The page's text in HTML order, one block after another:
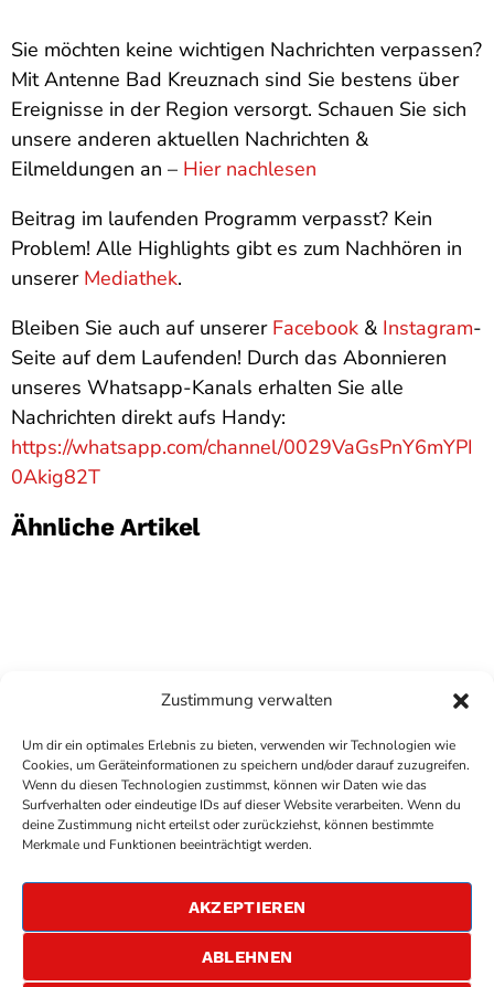
Zustimmung verwalten
Um dir ein optimales Erlebnis zu bieten, verwenden wir Technologien wie
Cookies, um Geräteinformationen zu speichern und/oder darauf zuzugreifen.
Wenn du diesen Technologien zustimmst, können wir Daten wie das
Surfverhalten oder eindeutige IDs auf dieser Website verarbeiten. Wenn du
deine Zustimmung nicht erteilst oder zurückziehst, können bestimmte
Merkmale und Funktionen beeinträchtigt werden.
AKZEPTIEREN
ABLEHNEN
Sie möchten keine wichtigen Nachrichten verpassen?
Mit Antenne Bad Kreuznach sind Sie bestens über
Ereignisse in der Region versorgt. Schauen Sie sich
unsere anderen aktuellen Nachrichten &
Eilmeldungen an – Hier nachlesen
Beitrag im laufenden Programm verpasst? Kein
Problem! Alle Highlights gibt es zum Nachhören in
unserer Mediathek.
Bleiben Sie auch auf unserer Facebook & Instagram-
Seite auf dem Laufenden! Durch das Abonnieren
unseres Whatsapp-Kanals erhalten Sie alle
Nachrichten direkt aufs Handy:
https://whatsapp.com/channel/0029VaGsPnY6mYPI
0Akig82T
Ähnliche Artikel
COPYRIGHTANTENNE BAD KREUZNACH
DATENSCHUTZERKLÄRUNG
ALLGEMEINE GESCHÄFTSBEDINGUNGEN
GEWINNSPIELBEDINGUNGEN